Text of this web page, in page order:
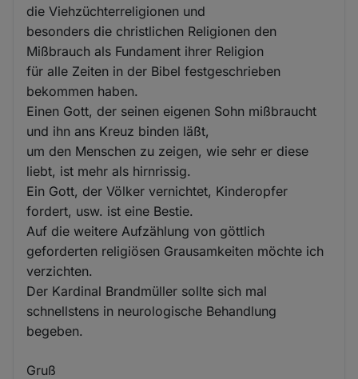
die Viehzüchterreligionen und
besonders die christlichen Religionen den
Mißbrauch als Fundament ihrer Religion
für alle Zeiten in der Bibel festgeschrieben
bekommen haben.
Einen Gott, der seinen eigenen Sohn mißbraucht
und ihn ans Kreuz binden läßt,
um den Menschen zu zeigen, wie sehr er diese
liebt, ist mehr als hirnrissig.
Ein Gott, der Völker vernichtet, Kinderopfer
fordert, usw. ist eine Bestie.
Auf die weitere Aufzählung von göttlich
geforderten religiösen Grausamkeiten möchte ich
verzichten.
Der Kardinal Brandmüller sollte sich mal
schnellstens in neurologische Behandlung
begeben.
Gruß